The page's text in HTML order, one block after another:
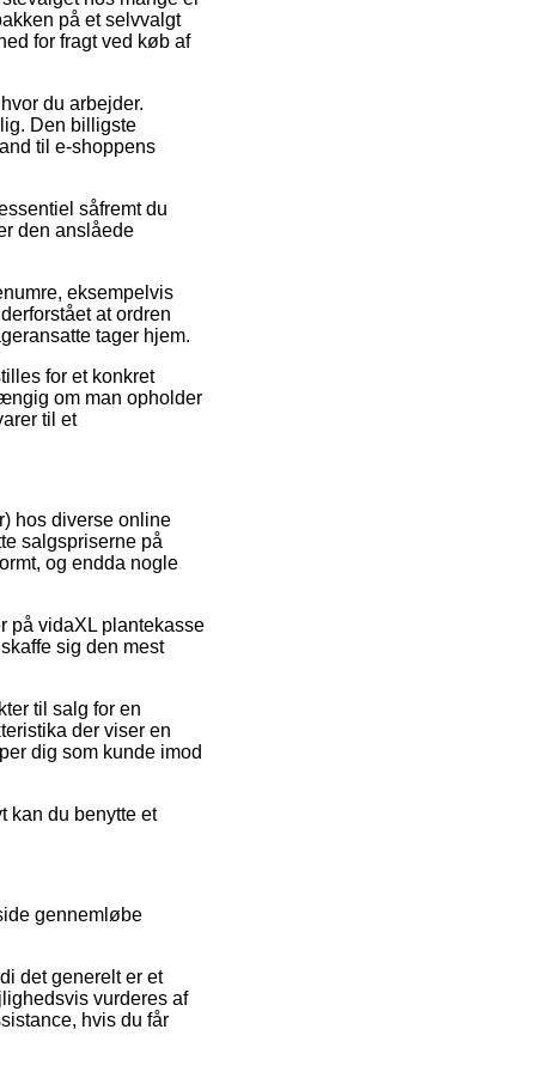
på et selvvalgt
for fragt ved køb af
du arbejder.
Den billigste
til e-shoppens
såfremt du
den anslåede
eksempelvis
at ordren
tager hjem.
for et konkret
om man opholder
til et
hos diverse online
salgspriserne på
og endda nogle
på vidaXL plantekasse
sig den mest
til salg for en
der viser en
dig som kunde imod
kan du benytte et
gennemløbe
det generelt er et
vurderes af
hvis du får